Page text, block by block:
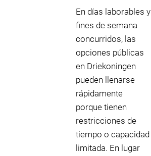
En días laborables y
fines de semana
concurridos, las
opciones públicas
en Driekoningen
pueden llenarse
rápidamente
porque tienen
restricciones de
tiempo o capacidad
limitada. En lugar